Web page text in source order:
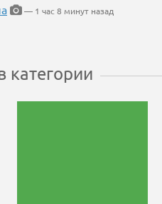
— 1 час 8 минут назад
категории